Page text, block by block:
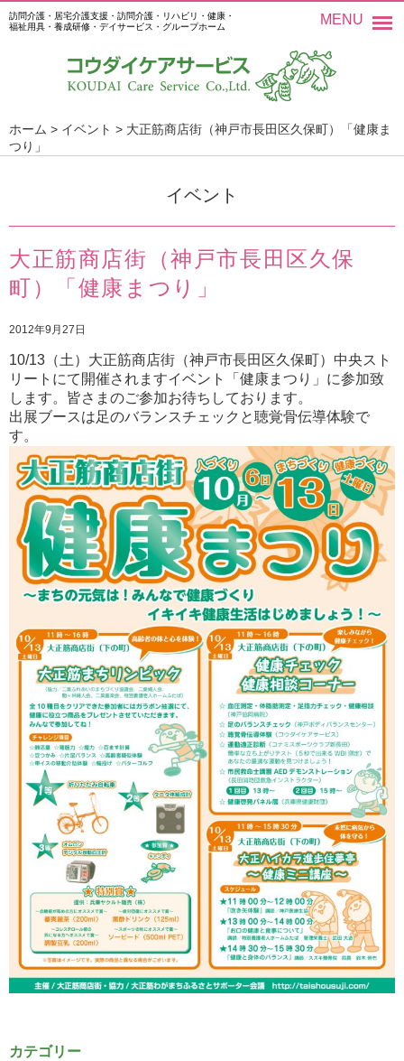
訪問介護・居宅介護支援・訪問介護・リハビリ・健康・
福祉用具・養成研修・デイサービス・グループホーム
MENU
ホーム > イベント > 大正筋商店街（神戸市長田区久保町）「健康ま
つり」
イベント
大正筋商店街（神戸市長田区久保
町）「健康まつり」
2012年9月27日
10/13 （土）大正筋商店街（神戸市長田区久保町）中央スト
リートにて開催されますイベント「健康まつり」に参加致
します。皆さまのご参加お待ちしております。
出展ブースは足のバランスチェックと聴覚骨伝導体験で
す。
カテゴリー